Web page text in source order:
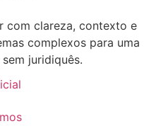
com clareza, contexto e
complexos para uma
juridiquês.